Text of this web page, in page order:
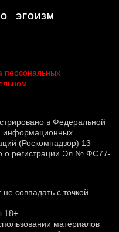
ЭГОИЗМ
персональных
в Федеральной
информационных
(Роскомнадзор) 13
о регистрации Эл № ФС77-
совпадать с точкой
18+
материалов